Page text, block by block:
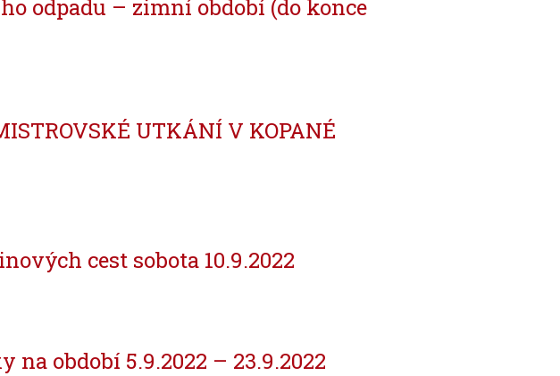
odpadu – zimní období (do konce
UTKÁNÍ V KOPANÉ
cest sobota 10.9.2022
období 5.9.2022 – 23.9.2022